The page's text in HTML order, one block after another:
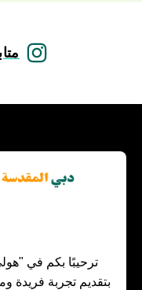
ترحيبًا بكم في
بتقديم تجربة فريدة